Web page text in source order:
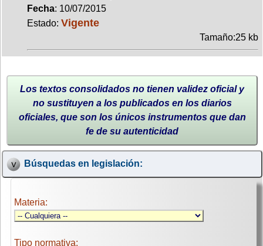
Fecha: 10/07/2015
Estado: Vigente
Tamaño:25 kb
Los textos consolidados no tienen validez oficial y
no sustituyen a los publicados en los diarios
oficiales, que son los únicos instrumentos que dan
fe de su autenticidad
Búsquedas en legislación:
Materia:
Tipo normativa: